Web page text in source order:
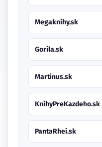
Megaknihy.sk
Gorila.sk
Martinus.sk
KnihyPreKazdeho.sk
PantaRhei.sk